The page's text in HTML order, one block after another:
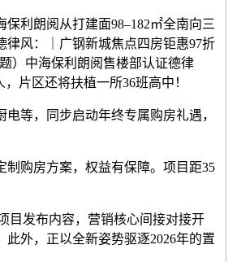
利朗阅从打建面98–182㎡全南向三
风：｜广钢新城焦点四房钜惠97折
）中海保利朗阅售楼部认证德律
片区还将扶植一所36班高中！
等，同步启动年终专属购房礼遇，
购房方案，权益有保障。项目距35
目发布内容，营销核心间接对接开
外，正以全新姿势驱逐2026年的置